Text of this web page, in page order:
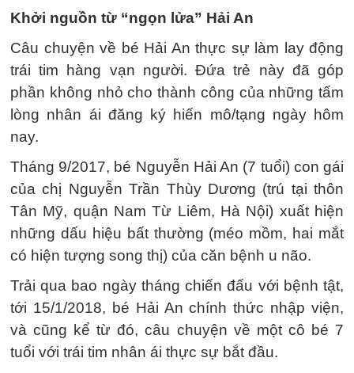
Khởi nguồn từ “ngọn lửa” Hải An
Câu chuyện về bé Hải An thực sự làm lay động
trái tim hàng vạn người. Đứa trẻ này đã góp
phần không nhỏ cho thành công của những tấm
lòng nhân ái đăng ký hiến mô/tạng ngày hôm
nay.
Tháng 9/2017, bé Nguyễn Hải An (7 tuổi) con gái
của chị Nguyễn Trần Thùy Dương (trú tại thôn
Tân Mỹ, quận Nam Từ Liêm, Hà Nội) xuất hiện
những dấu hiệu bất thường (méo mồm, hai mắt
có hiện tượng song thị) của căn bệnh u não.
Trải qua bao ngày tháng chiến đấu với bệnh tật,
tới 15/1/2018, bé Hải An chính thức nhập viện,
và cũng kể từ đó, câu chuyện về một cô bé 7
tuổi với trái tim nhân ái thực sự bắt đầu.